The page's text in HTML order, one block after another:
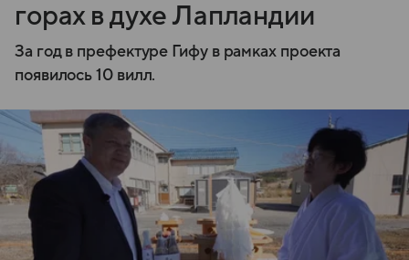
горах в духе Лапландии
За год в префектуре Гифу в рамках проекта
появилось 10 вилл.